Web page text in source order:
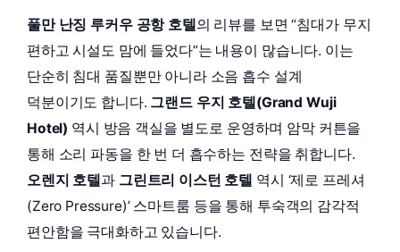
풀만 난징 루커우 공항 호텔의 리뷰를 보면 “침대가 무지
편하고 시설도 맘에 들었다”는 내용이 많습니다. 이는
단순히 침대 품질뿐만 아니라 소음 흡수 설계
덕분이기도 합니다. 그랜드 우지 호텔(Grand Wuji
Hotel) 역시 방음 객실을 별도로 운영하며 암막 커튼을
통해 소리 파동을 한 번 더 흡수하는 전략을 취합니다.
오렌지 호텔과 그린트리 이스턴 호텔 역시 ‘제로 프레셔
(Zero Pressure)’ 스마트룸 등을 통해 투숙객의 감각적
편안함을 극대화하고 있습니다.